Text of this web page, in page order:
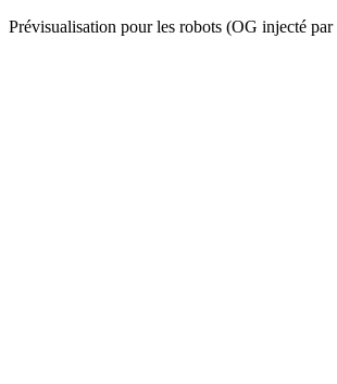
Prévisualisation pour les robots (OG injecté